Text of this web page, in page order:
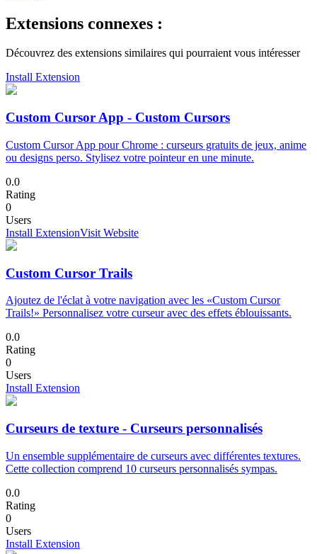
Extensions connexes :
Découvrez des extensions similaires qui pourraient vous intéresser
Install Extension
Custom Cursor App - Custom Cursors
Custom Cursor App pour Chrome : curseurs gratuits de jeux, anime
ou designs perso. Stylisez votre pointeur en une minute.
0.0
Rating
0
Users
Install ExtensionVisit Website
Custom Cursor Trails
Ajoutez de l'éclat à votre navigation avec les «Custom Cursor
Trails!» Personnalisez votre curseur avec des effets éblouissants.
0.0
Rating
0
Users
Install Extension
Curseurs de texture - Curseurs personnalisés
Un ensemble supplémentaire de curseurs avec différentes textures.
Cette collection comprend 10 curseurs personnalisés sympas.
0.0
Rating
0
Users
Install Extension